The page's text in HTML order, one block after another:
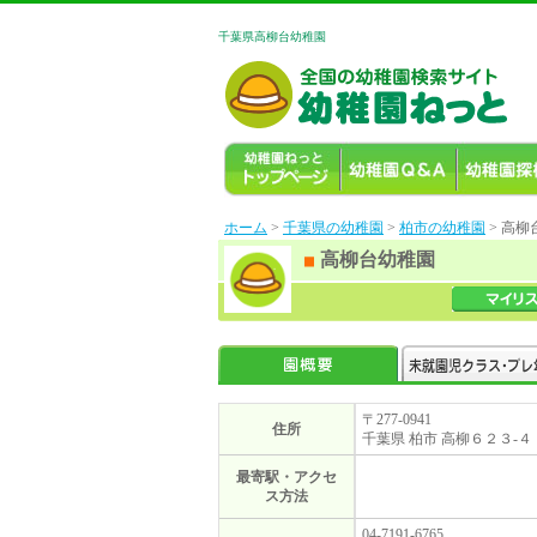
千葉県高柳台幼稚園
ホーム > 千葉県の幼稚園 > 柏市の幼稚園 > 高柳
高柳台幼稚園
住所
〒277-0941
千葉県 柏市 高柳６２３-４
最寄駅・アクセ
ス方法